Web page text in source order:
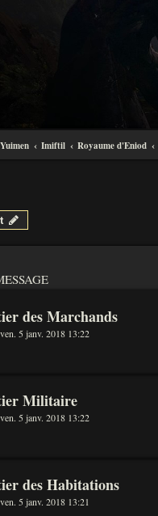
Imiftil Royaume d'Eniod
des Marchands
5 janv. 2018 13:22
Militaire
5 janv. 2018 13:22
des Habitations
5 janv. 2018 13:21